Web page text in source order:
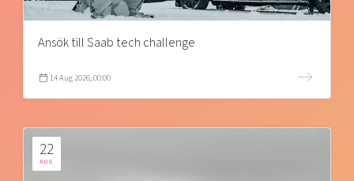
Ansök till Saab tech challenge
14 Aug 2026, 00:00
22
AUG